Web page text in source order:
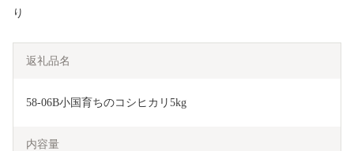
り
返礼品名
58-06B小国育ちのコシヒカリ5kg
内容量